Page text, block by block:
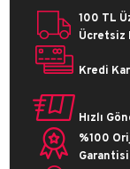
100 TL
Ücretsiz
Kredi
Hızlı
%100
Garantisi